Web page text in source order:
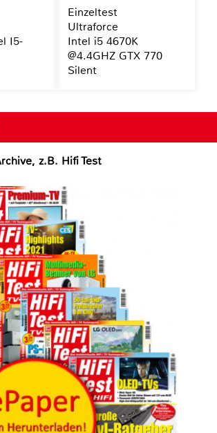
z.B. Hifi Test
I5-
Einzeltest
Ultraforce
Intel i5 4670K
@4.4GHZ GTX 770
Silent